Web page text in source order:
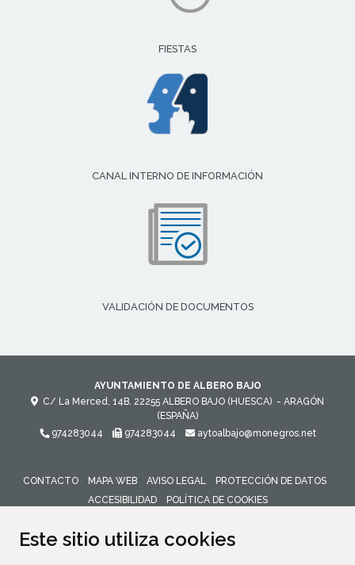
Este sitio utiliza cookies
FIESTAS
CANAL INTERNO DE INFORMACIÓN
VALIDACIÓN DE DOCUMENTOS
AYUNTAMIENTO DE ALBERO BAJO
C/ La Merced, 14B. 22255 ALBERO BAJO (HUESCA) - ARAGÓN
(ESPAÑA)
974283044
974283044 aytoalbajo@monegros.net
CONTACTO MAPA WEB AVISO LEGAL
PROTECCIÓN DE DATOS
ACCESIBILIDAD
POLÍTICA DE COOKIES